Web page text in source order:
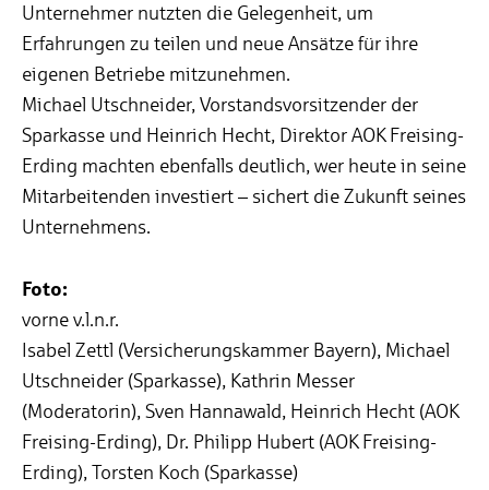
Unternehmer nutzten die Gelegenheit, um
Erfahrungen zu teilen und neue Ansätze für ihre
eigenen Betriebe mitzunehmen.
Michael Utschneider, Vorstandsvorsitzender der
Sparkasse und Heinrich Hecht, Direktor AOK Freising-
Erding machten ebenfalls deutlich, wer heute in seine
Mitarbeitenden investiert – sichert die Zukunft seines
Unternehmens.
Foto:
vorne v.l.n.r.
Isabel Zettl (Versicherungskammer Bayern), Michael
Utschneider (Sparkasse), Kathrin Messer
(Moderatorin), Sven Hannawald, Heinrich Hecht (AOK
Freising-Erding), Dr. Philipp Hubert (AOK Freising-
Erding), Torsten Koch (Sparkasse)